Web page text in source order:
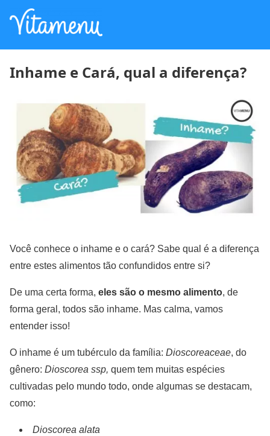
Inhame e Cará, qual a diferença?
Você conhece o inhame e o cará? Sabe qual é a diferença
entre estes alimentos tão confundidos entre si?
De uma certa forma, eles são o mesmo alimento, de
forma geral, todos são inhame. Mas calma, vamos
entender isso!
O inhame é um tubérculo da família: Dioscoreaceae, do
gênero: Dioscorea ssp, quem tem muitas espécies
cultivadas pelo mundo todo, onde algumas se destacam,
como:
Dioscorea alata